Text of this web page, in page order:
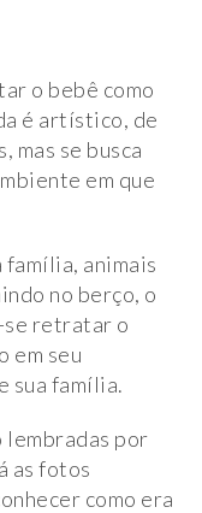
o bebê como
é artístico, de
mas se busca
em que
animais
no berço, o
se retratar o
em seu
sua família.
lembradas por
as fotos
como era